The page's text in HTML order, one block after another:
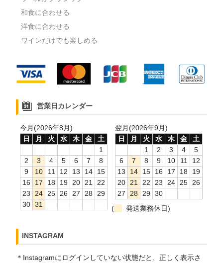
和食に合わせる
洋食に合わせる
ワインだけでも楽しめる
営業日カレンダー
今月(2026年8月)
日
月 火 水 木 金
土
1
2
3 4 5 6 7
8
9
10 11 12 13 14
15
16
17 18 19 20 21 22
23
24 25 26 27 28
29
30 31
翌月(2026年9月)
日
月 火 水 木 金
土
1
2 3 4
5
6
7 8 9 10 11
12
13
14 15 16 17 18
19
20 21 22 23 24 25 26
27
28 29
30
(
発送業務休日)
INSTAGRAM
＊Instagramにログインしていない状態だと、正しく表示さ